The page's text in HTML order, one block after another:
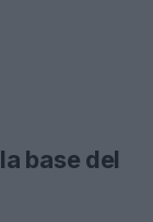
base del